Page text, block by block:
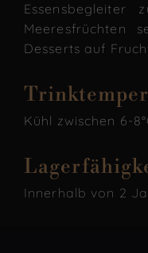
Essensbegleiter
Meeresfrüchten
Desserts auf
Kühl zwischen 6-
Innerhalb von 2